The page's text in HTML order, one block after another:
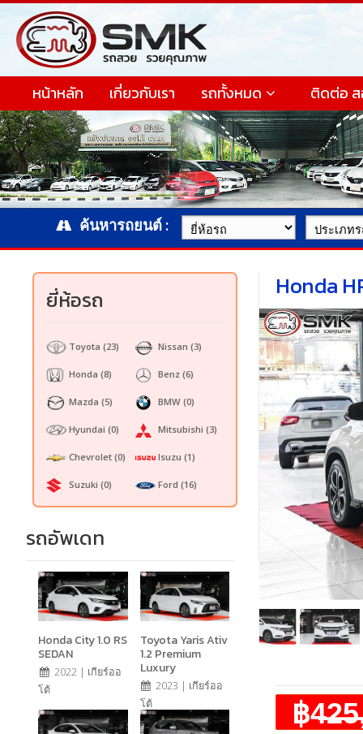
หน้าหลัก เกี่ยวกับเรา รถทั้งหมด ติดต่อ
ค้นหารถยนต์ :
ยี่ห้อรถ
Toyota (23)
Honda (8)
Mazda (5)
Hyundai (0)
Chevrolet (0)
Suzuki (0)
Nissan (3)
Benz (6)
BMW (0)
Mitsubishi (3)
Isuzu (1)
Ford (16)
รถอัพเดท
Honda City 1.0 RS
SEDAN
2022 | เกียร์ออ
โต้
Toyota Yaris Ativ
1.2 Premium
Luxury
2023 | เกียร์ออ
โต้
Honda
฿